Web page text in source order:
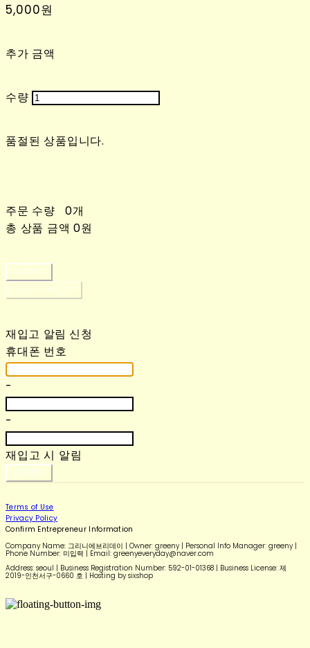
5,000원
추가 금액
수량
품절된 상품입니다.
주문 수량
0개
총 상품 금액 0원
구매하기
재입고 알림 신청
휴대폰 번호
-
-
재입고 시 알림
신청하기
Terms of Use
Privacy Policy
Confirm Entrepreneur Information
Company Name: 그리니에브리데이 | Owner: greeny | Personal Info Manager: greeny |
Phone Number: 미입력 | Email: greenyeveryday@naver.com
Address: seoul | Business Registration Number: 592-01-01368 | Business License: 제
2019-인천서구-0660 호 | Hosting by sixshop